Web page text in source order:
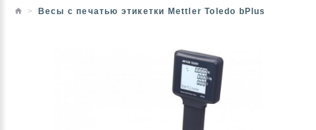
Весы с печатью этикетки Mettler Toledo bPlus